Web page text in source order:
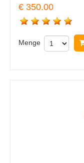
€ 350.00
Menge